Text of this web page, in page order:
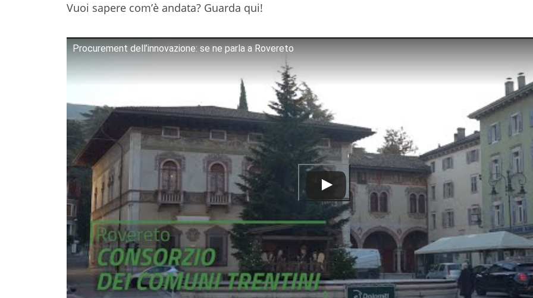
Vuoi sapere com’è andata? Guarda qui!
Procurement dell’innovazione: se ne parla a Rovereto